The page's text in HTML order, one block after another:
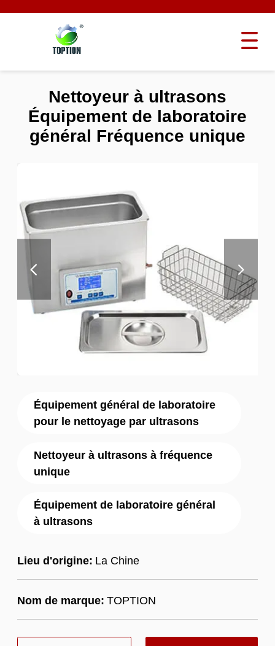
Équipement général de laboratoire
pour le nettoyage par ultrasons
Nettoyeur à ultrasons à fréquence
unique
Équipement de laboratoire général
à ultrasons
Lieu d'origine: La Chine
Nom de marque: TOPTION
Nettoyeur à ultrasons
Équipement de laboratoire
général Fréquence unique